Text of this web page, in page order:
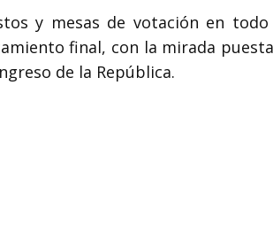
y mesas de votación en
final, con la mirada
de la República.